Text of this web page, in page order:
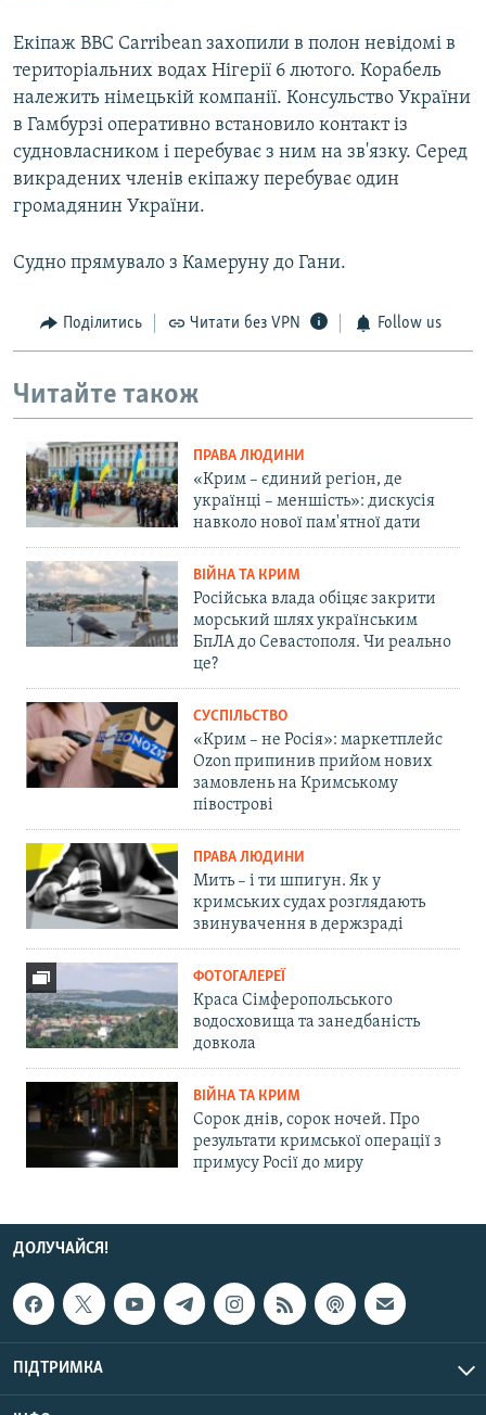
Екіпаж BBC Carribean захопили в полон невідомі в
територіальних водах Нігерії 6 лютого. Корабель
належить німецькій компанії. Консульство України
в Гамбурзі оперативно встановило контакт із
судновласником і перебуває з ним на зв'язку. Серед
викрадених членів екіпажу перебуває один
громадянин України.
Судно прямувало з Камеруну до Гани.
Поділитись Читати без VPN Follow us
Читайте також
ПРАВА ЛЮДИНИ
«Крим – єдиний регіон, де
українці – меншість»: дискусія
навколо нової пам'ятної дати
ВІЙНА ТА КРИМ
Російська влада обіцяє закрити
морський шлях українським
БпЛА до Севастополя. Чи реально
це?
СУСПІЛЬСТВО
«Крим – не Росія»: маркетплейс
Ozon припинив прийом нових
замовлень на Кримському
півострові
ПРАВА ЛЮДИНИ
Мить – і ти шпигун. Як у
кримських судах розглядають
звинувачення в держзраді
ФОТОГАЛЕРЕЇ
Краса Сімферопольського
водосховища та занедбаність
довкола
ВІЙНА ТА КРИМ
Сорок днів, сорок ночей. Про
результати кримської операції з
примусу Росії до миру
ДОЛУЧАЙСЯ!
ПІДТРИМКА